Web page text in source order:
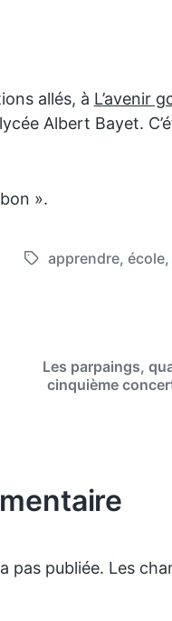
allés, à L’avenir
Albert Bayet.
».
T
apprendre, école,
Les parpaings,
cinquième
pas publiée. Les